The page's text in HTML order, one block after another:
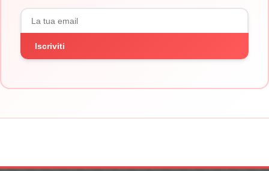
Iscriviti